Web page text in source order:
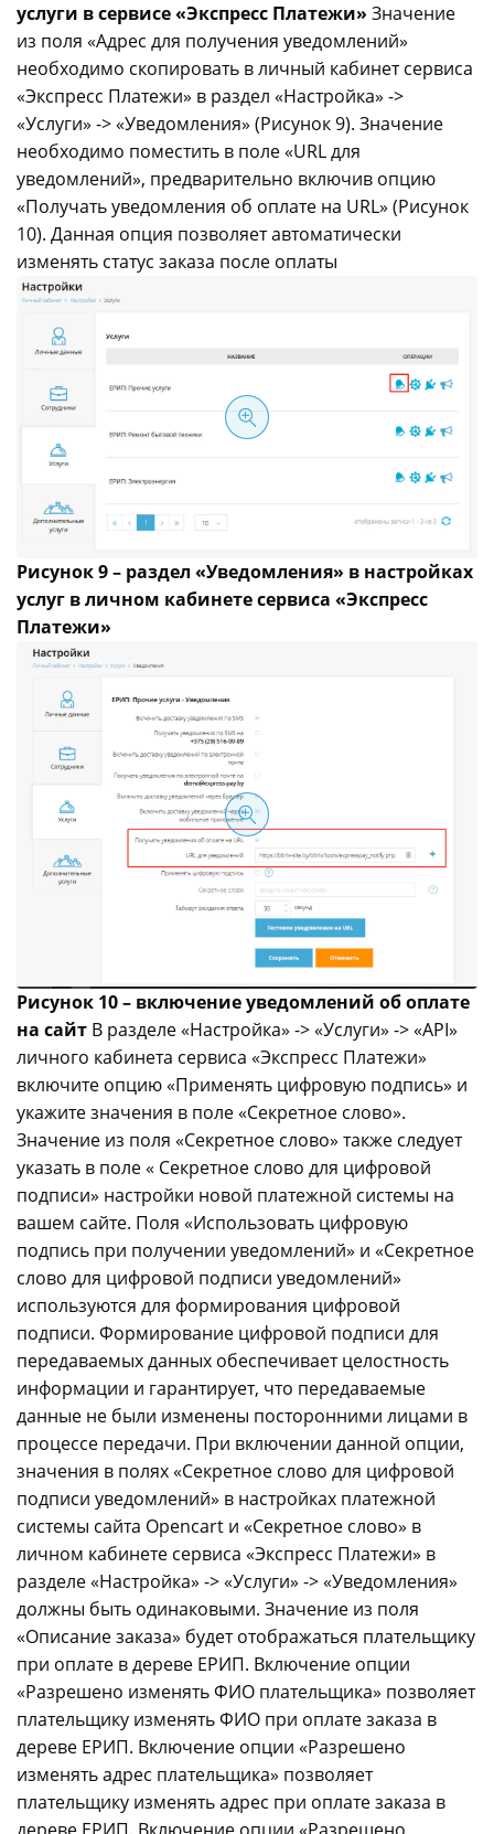
услуги в сервисе «Экспресс Платежи» Значение
из поля «Адрес для получения уведомлений»
необходимо скопировать в личный кабинет сервиса
«Экспресс Платежи» в раздел «Настройка» ->
«Услуги» -> «Уведомления» (Рисунок 9). Значение
необходимо поместить в поле «URL для
уведомлений», предварительно включив опцию
«Получать уведомления об оплате на URL» (Рисунок
10). Данная опция позволяет автоматически
изменять статус заказа после оплаты
Рисунок 9 – раздел «Уведомления» в настройках
услуг в личном кабинете сервиса «Экспресс
Платежи»
Рисунок 10 – включение уведомлений об оплате
на сайт В разделе «Настройка» -> «Услуги» -> «API»
личного кабинета сервиса «Экспресс Платежи»
включите опцию «Применять цифровую подпись» и
укажите значения в поле «Секретное слово».
Значение из поля «Секретное слово» также следует
указать в поле « Секретное слово для цифровой
подписи» настройки новой платежной системы на
вашем сайте. Поля «Использовать цифровую
подпись при получении уведомлений» и «Секретное
слово для цифровой подписи уведомлений»
используются для формирования цифровой
подписи. Формирование цифровой подписи для
передаваемых данных обеспечивает целостность
информации и гарантирует, что передаваемые
данные не были изменены посторонними лицами в
процессе передачи. При включении данной опции,
значения в полях «Секретное слово для цифровой
подписи уведомлений» в настройках платежной
системы сайта Opencart и «Секретное слово» в
личном кабинете сервиса «Экспресс Платежи» в
разделе «Настройка» -> «Услуги» -> «Уведомления»
должны быть одинаковыми. Значение из поля
«Описание заказа» будет отображаться плательщику
при оплате в дереве ЕРИП. Включение опции
«Разрешено изменять ФИО плательщика» позволяет
плательщику изменять ФИО при оплате заказа в
дереве ЕРИП. Включение опции «Разрешено
изменять адрес плательщика» позволяет
плательщику изменять адрес при оплате заказа в